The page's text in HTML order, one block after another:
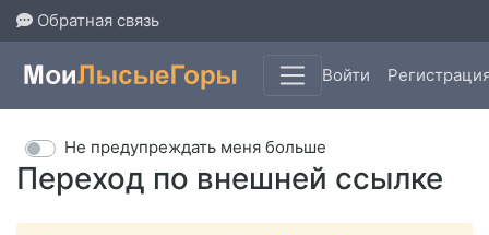
Обратная связь
Войти
Переход по внешней ссылке
Не предупреждать меня больше